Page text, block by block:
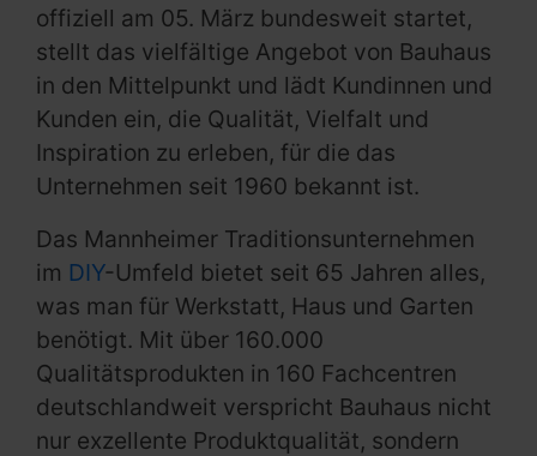
offiziell am 05. März bundesweit startet,
stellt das vielfältige Angebot von Bauhaus
in den Mittelpunkt und lädt Kundinnen und
Kunden ein, die Qualität, Vielfalt und
Inspiration zu erleben, für die das
Unternehmen seit 1960 bekannt ist.
Das Mannheimer Traditionsunternehmen
im DIY-Umfeld bietet seit 65 Jahren alles,
was man für Werkstatt, Haus und Garten
benötigt. Mit über 160.000
Qualitätsprodukten in 160 Fachcentren
deutschlandweit verspricht Bauhaus nicht
nur exzellente Produktqualität, sondern